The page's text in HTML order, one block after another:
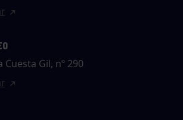
Cuesta Gil, nº 290